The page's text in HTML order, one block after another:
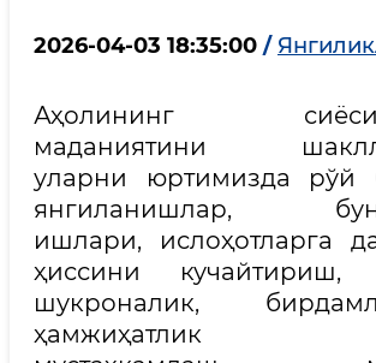
2026-04-03 18:35:00 /
Аҳолининг сиёсий-
маданиятини
уларни юртимизда рўй
янгиланишлар,
ишлари, ислоҳотларга
ҳиссини кучайтириш,
шукроналик,
ҳамжиҳатлик